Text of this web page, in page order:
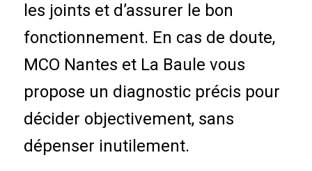
les joints et d’assurer le bon
fonctionnement. En cas de doute,
MCO Nantes et La Baule vous
propose un diagnostic précis pour
décider objectivement, sans
dépenser inutilement.